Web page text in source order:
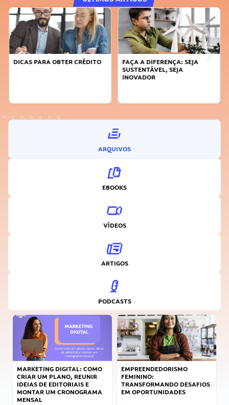
DICAS PARA OBTER CRÉDITO
FAÇA A DIFERENÇA: SEJA
SUSTENTÁVEL, SEJA
INOVADOR
ARQUIVOS
EBOOKS
VÍDEOS
ARTIGOS
PODCASTS
MARKETING DIGITAL: COMO
CRIAR UM PLANO, REUNIR
IDEIAS DE EDITORIAIS E
MONTAR UM CRONOGRAMA
MENSAL
EMPREENDEDORISMO
FEMININO:
TRANSFORMANDO DESAFIOS
EM OPORTUNIDADES